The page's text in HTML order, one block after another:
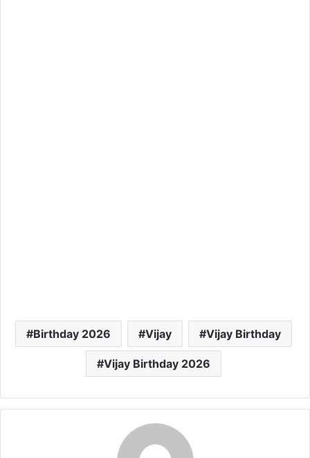
Birthday 2026 Vijay Vijay Birthday
Vijay Birthday 2026